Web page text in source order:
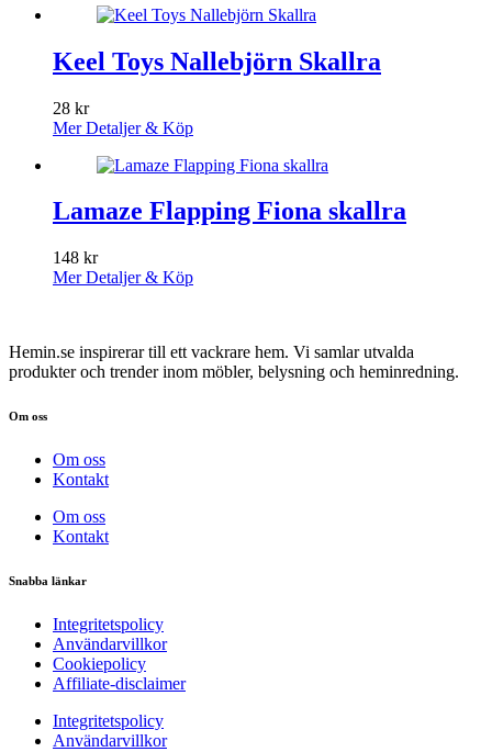
Keel Toys Nallebjörn Skallra
28 kr
Mer Detaljer & Köp
Lamaze Flapping Fiona skallra
148 kr
Mer Detaljer & Köp
Hemin.se inspirerar till ett vackrare hem. Vi samlar utvalda
produkter och trender inom möbler, belysning och heminredning.
Om oss
Om oss
Kontakt
Om oss
Kontakt
Snabba länkar
Integritetspolicy
Användarvillkor
Cookiepolicy
Affiliate‑disclaimer
Integritetspolicy
Användarvillkor